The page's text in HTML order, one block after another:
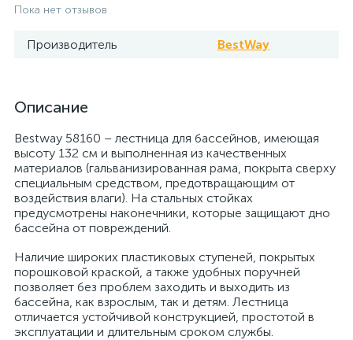
Пока нет отзывов
Производитель BestWay
Описание
Bestway 58160 – лестница для бассейнов, имеющая
высоту 132 см и выполненная из качественных
материалов (гальванизированная рама, покрыта сверху
специальным средством, предотвращающим от
воздействия влаги). На стальных стойках
предусмотрены наконечники, которые защищают дно
бассейна от повреждений.
Наличие широких пластиковых ступеней, покрытых
порошковой краской, а также удобных поручней
позволяет без проблем заходить и выходить из
бассейна, как взрослым, так и детям. Лестница
отличается устойчивой конструкцией, простотой в
эксплуатации и длительным сроком службы.